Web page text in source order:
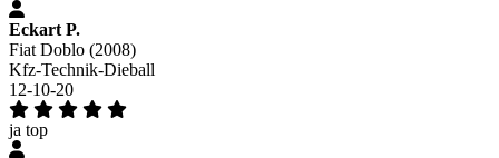
Eckart P.
Fiat Doblo (2008)
Kfz-Technik-Dieball
12-10-20
ja top